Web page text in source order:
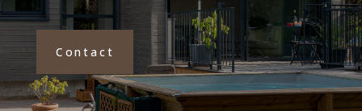
Contact